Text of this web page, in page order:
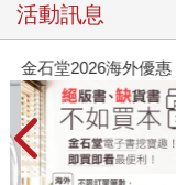
活動訊息
金石堂2026海外優